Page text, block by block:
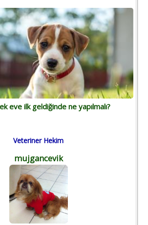
eve ilk geldiğinde ne yapılmalı?
Veteriner Hekim
mujgancevik